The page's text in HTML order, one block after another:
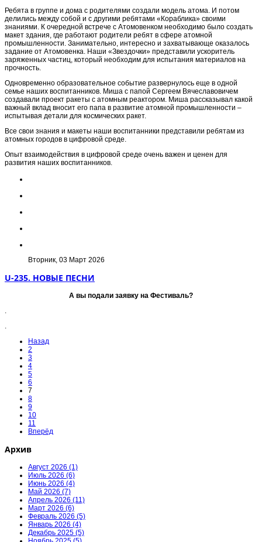
Ребята в группе и дома с родителями создали модель атома. И потом
делились между собой и с другими ребятами «Кораблика» своими
знаниями. К очередной встрече с Атомовенком необходимо было создать
макет здания, где работают родители ребят в сфере атомной
промышленности. Занимательно, интересно и захватывающе оказалось
задание от Атомовенка. Наши «Звездочки» представили ускоритель
заряженных частиц, который необходим для испытания материалов на
прочность.
Одновременно образовательное событие развернулось еще в одной
семье наших воспитанников. Миша с папой Сергеем Вячеславовичем
создавали проект ракеты с атомным реактором. Миша рассказывал какой
важный вклад вносит его папа в развитие атомной промышленности –
испытывая детали для космических ракет.
Все свои знания и макеты наши воспитанники представили ребятам из
атомных городов в цифровой среде.
Опыт взаимодействия в цифровой среде очень важен и ценен для
развития наших воспитанников.
Вторник, 03 Март 2026
U-235. НОВЫЕ ПЕСНИ
А вы подали заявку на Фестиваль?
.
.
Назад
2
3
4
5
6
7
8
9
10
11
Вперёд
Архив
Август 2026 (1)
Июль 2026 (6)
Июнь 2026 (4)
Май 2026 (7)
Апрель 2026 (11)
Март 2026 (6)
Февраль 2026 (5)
Январь 2026 (4)
Декабрь 2025 (5)